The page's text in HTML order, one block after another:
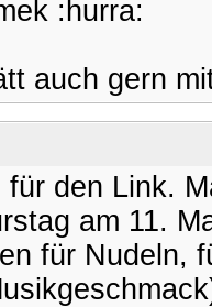
:hurra:
auch gern
den Link.
am 11.
für Nudeln,